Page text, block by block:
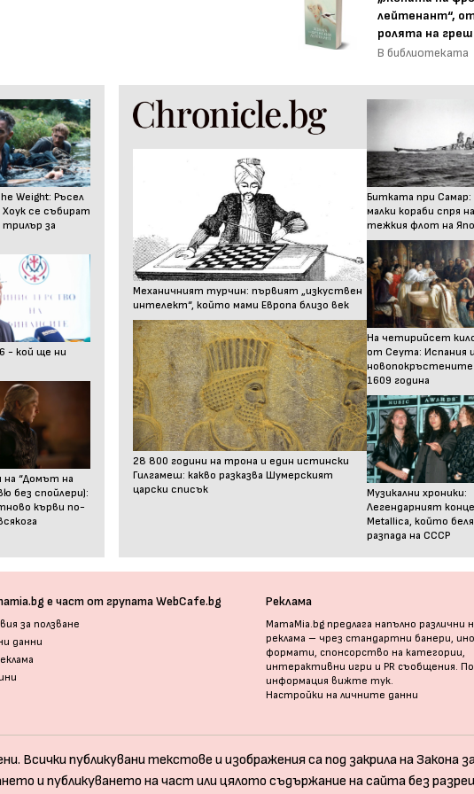
лейтенант“,
ролята на
В библиотеката
Weight: Ръсел
се събират
за
- кой ще ни
на “Домът на
без спойлери):
кърви по-
Механичният турчин: първият „изкуствен
интелект“, който мами Европа близо век
28 800 години на трона и един истински
Гилгамеш: какво разказва Шумерският
царски списък
Битката при
малки кораби спря
тежкия флот на
На четирийсет
от Сеута: Испания
новопокръстените
1609 година
Музикални хроники:
Легендарният
Metallica, който
разпада на СССР
е част от групата WebCafe.bg
за ползване
данни
Реклама
MamaMia.bg предлага напълно различни
реклама – чрез стандартни банери,
формати, спонсорство на категории,
интерактивни игри и PR съобщения.
информация вижте тук.
Настройки на личните данни
Всички публикувани текстове и изображения са под закрила на Закона
и публикуването на част или цялото съдържание на сайта без